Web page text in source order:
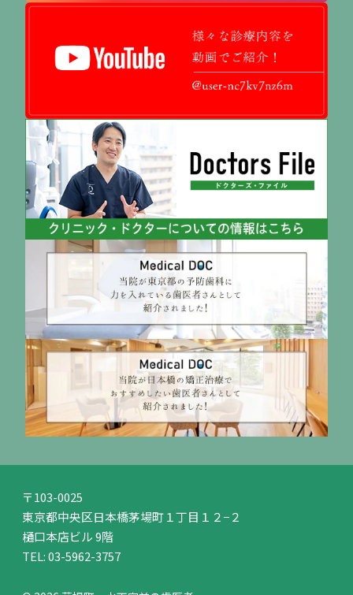
〒103-0025
東京都中央区日本橋茅場町１丁目１２−２
樋口本店ビル 9階
TEL:03-5962-3757